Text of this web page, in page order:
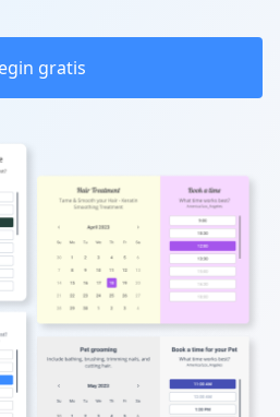
gratis